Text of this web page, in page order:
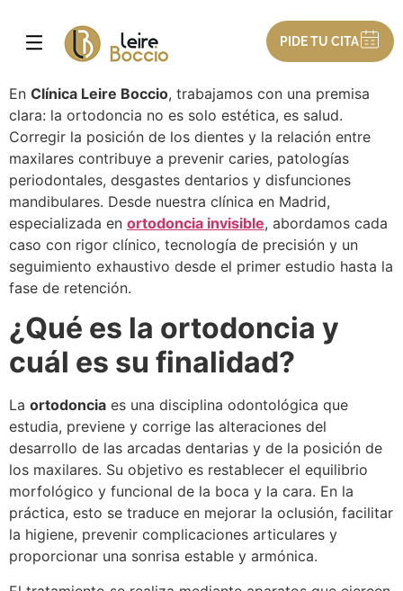
PIDE TU CITA
En Clínica Leire Boccio, trabajamos con una premisa
clara: la ortodoncia no es solo estética, es salud.
Corregir la posición de los dientes y la relación entre
maxilares contribuye a prevenir caries, patologías
periodontales, desgastes dentarios y disfunciones
mandibulares. Desde nuestra clínica en Madrid,
especializada en ortodoncia invisible, abordamos cada
caso con rigor clínico, tecnología de precisión y un
seguimiento exhaustivo desde el primer estudio hasta la
fase de retención.
¿Qué es la ortodoncia y
cuál es su finalidad?
La ortodoncia es una disciplina odontológica que
estudia, previene y corrige las alteraciones del
desarrollo de las arcadas dentarias y de la posición de
los maxilares. Su objetivo es restablecer el equilibrio
morfológico y funcional de la boca y la cara. En la
práctica, esto se traduce en mejorar la oclusión, facilitar
la higiene, prevenir complicaciones articulares y
proporcionar una sonrisa estable y armónica.